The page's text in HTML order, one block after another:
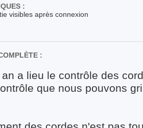
:
visibles après connexion
:
a lieu le contrôle des
que nous pouvons